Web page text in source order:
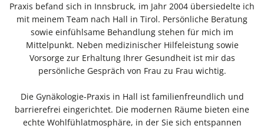
Praxis befand sich in Innsbruck, im Jahr 2004 übersiedelte ich
mit meinem Team nach Hall in Tirol. Persönliche Beratung
sowie einfühlsame Behandlung stehen für mich im
Mittelpunkt. Neben medizinischer Hilfeleistung sowie
Vorsorge zur Erhaltung Ihrer Gesundheit ist mir das
persönliche Gespräch von Frau zu Frau wichtig.
Die Gynäkologie-Praxis in Hall ist familienfreundlich und
barrierefrei eingerichtet. Die modernen Räume bieten eine
echte Wohlfühlatmosphäre, in der Sie sich entspannen